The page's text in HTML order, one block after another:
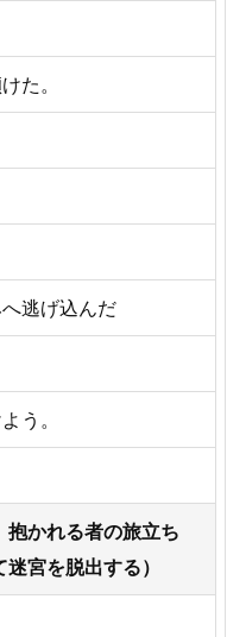
た。
逃げ込んだ
う。
かれる者の旅立ち
宮を脱出する）